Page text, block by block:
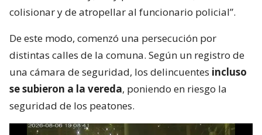
colisionar y de atropellar al funcionario policial”.
De este modo, comenzó una persecución por
distintas calles de la comuna. Según un registro de
una cámara de seguridad, los delincuentes incluso
se subieron a la vereda, poniendo en riesgo la
seguridad de los peatones.